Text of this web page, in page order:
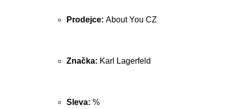
Prodejce: About You CZ
Značka: Karl Lagerfeld
Sleva: %